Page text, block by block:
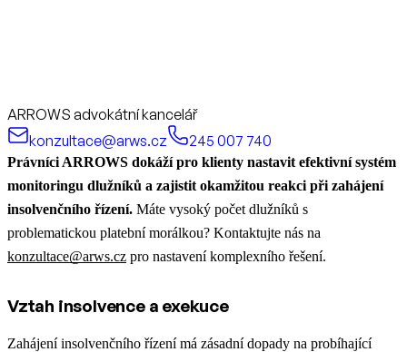
ARROWS advokátní kancelář
konzultace@arws.cz
245 007 740
Právníci ARROWS dokáží pro klienty nastavit efektivní systém
monitoringu dlužníků a zajistit okamžitou reakci při zahájení
insolvenčního řízení. Máte vysoký počet dlužníků s
problematickou platební morálkou? Kontaktujte nás na
konzultace@arws.cz pro nastavení komplexního řešení.
Vztah insolvence a exekuce
Zahájení insolvenčního řízení má zásadní dopady na probíhající